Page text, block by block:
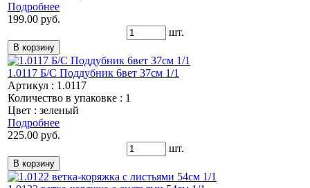
Подробнее
199.00 руб.
шт.
1.0117 Б/С Поддубник 6вет 37см 1/1
Артикул : 1.0117
Количество в упаковке : 1
Цвет : зеленый
Подробнее
225.00 руб.
шт.